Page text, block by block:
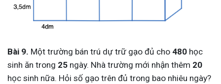
Bài 9. Một trường bán trú dự trữ gạo đủ cho 480 học
sinh ăn trong 25 ngày. Nhà trường mới nhận thêm 20
học sinh nữa. Hỏi số gạo trên đủ trong bao nhiêu ngày?